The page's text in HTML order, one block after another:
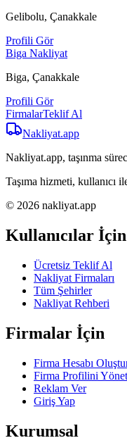
Gelibolu, Çanakkale
Profili Gör
Biga Nakliyat
Biga, Çanakkale
Profili Gör
FirmalarTeklif Al
Nakliyat.app
Nakliyat.app, taşınma
Taşıma hizmeti, kullanıcı
© 2026 nakliyat.app
Kullanıcılar İçin
Ücretsiz Teklif Al
Nakliyat Firmaları
Tüm Şehirler
Nakliyat Rehberi
Firmalar İçin
Firma Hesabı
Firma Profilini Yönet
Reklam Ver
Giriş Yap
Kurumsal